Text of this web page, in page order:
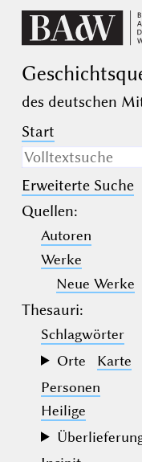
des deutschen
Start
Nur in
suchen
(der Unterstrich) ist
genau ein Zeichen.
(das Prozentzeichen)
für kein, ein oder
Zeichen.
Erweiterte Suche
Quellen:
Autoren
Werke
Neue Werke
Thesauri:
Schlagwörter
Orte
Karte
Personen
Heilige